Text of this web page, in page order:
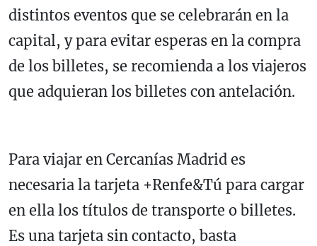
distintos eventos que se celebrarán en la
capital, y para evitar esperas en la compra
de los billetes, se recomienda a los viajeros
que adquieran los billetes con antelación.
Para viajar en Cercanías Madrid es
necesaria la tarjeta +Renfe&Tú para cargar
en ella los títulos de transporte o billetes.
Es una tarjeta sin contacto, basta